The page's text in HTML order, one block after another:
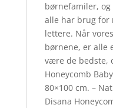
børnefamiler,
alle har brug for
lettere. Når
børnene, er alle
være de bedste,
Honeycomb
80×100 cm. –
Disana